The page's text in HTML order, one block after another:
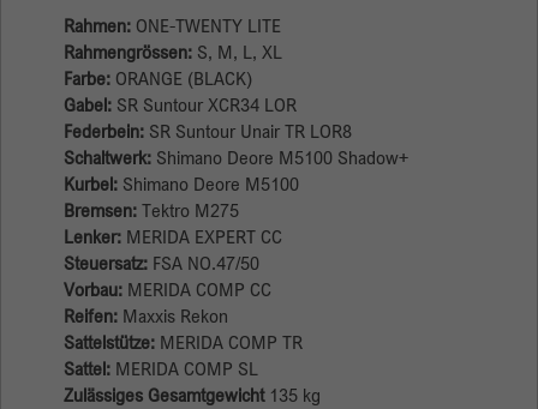
Rahmen: ONE-TWENTY LITE
Rahmengrössen: S, M, L, XL
Farbe: ORANGE (BLACK)
Gabel: SR Suntour XCR34 LOR
Federbein: SR Suntour Unair TR LOR8
Schaltwerk: Shimano Deore M5100 Shadow+
Kurbel: Shimano Deore M5100
Bremsen: Tektro M275
Lenker: MERIDA EXPERT CC
Steuersatz: FSA NO.47/50
Vorbau: MERIDA COMP CC
Reifen: Maxxis Rekon
Sattelstütze: MERIDA COMP TR
Sattel: MERIDA COMP SL
Zulässiges Gesamtgewicht135 kg
Quelle, aus der sie gekommen sind, und der
Seiten, die in anonymisierter Form besucht
wurden.
Name _gat_gtag_UA_135905452_1
Anbieter Google
Laufzeit Session
Zweck
Google verwendet dieses Cookie zur
Unterscheidung der Nutzer.